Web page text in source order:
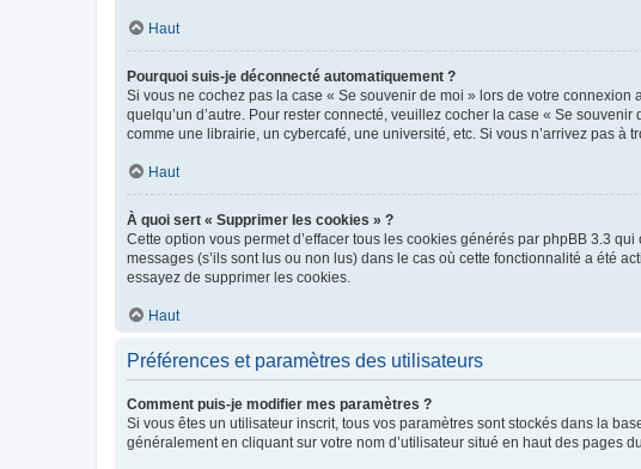
Haut
Pourquoi suis-je déconnecté automatiquement ?
Si vous ne cochez pas la case « Se souvenir de moi » lors de votre
quelqu’un d’autre. Pour rester connecté, veuillez cocher la case « Se
comme une librairie, un cybercafé, une université, etc. Si vous n’arrivez pas à
Haut
À quoi sert « Supprimer les cookies » ?
Cette option vous permet d’effacer tous les cookies générés par phpBB 3.3
messages (s’ils sont lus ou non lus) dans le cas où cette fonctionnalité a été
essayez de supprimer les cookies.
Haut
Préférences et paramètres des utilisateurs
Comment puis-je modifier mes paramètres ?
Si vous êtes un utilisateur inscrit, tous vos paramètres sont stockés dans la
généralement en cliquant sur votre nom d’utilisateur situé en haut des pages